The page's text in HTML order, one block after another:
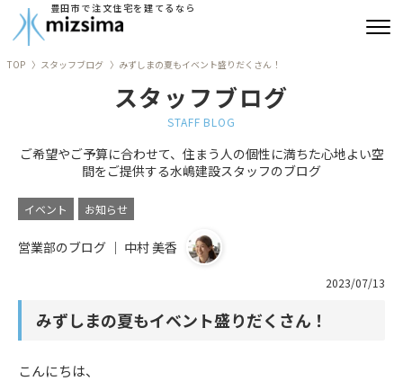
豊田市で注文住宅を建てるなら
リフォーム
古民家再生
建築実績
TOP スタッフブログ みずしまの夏もイベント盛りだくさん！
スタッフブログ
STAFF BLOG
ご希望やご予算に合わせて、住まう人の個性に満ちた心地よい空
間をご提供する水嶋建設スタッフのブログ
イベント お知らせ
営業部のブログ ｜ 中村 美香
2023/07/13
みずしまの夏もイベント盛りだくさん！
こんにちは、